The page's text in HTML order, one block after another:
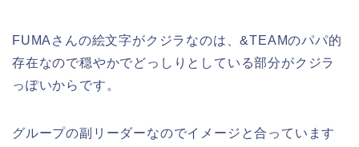
FUMAさんの絵文字がクジラなのは、&TEAMのパパ的
存在なので穏やかでどっしりとしている部分がクジラ
っぽいからです。
グループの副リーダーなのでイメージと合っています